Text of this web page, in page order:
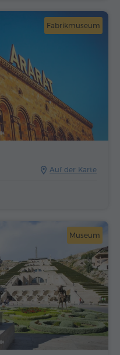
Fabrikmuseum
Auf der Karte
Museum